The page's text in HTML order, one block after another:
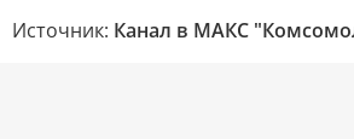
Источник: Канал в МАКС